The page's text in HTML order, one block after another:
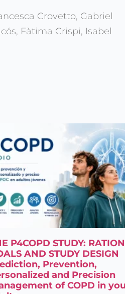
Crovetto, Gabriel
Fàtima Crispi, Isabel
P4COPD STUDY:
AND STUDY DESIGN
Prevention,
and Precision
of COPD in